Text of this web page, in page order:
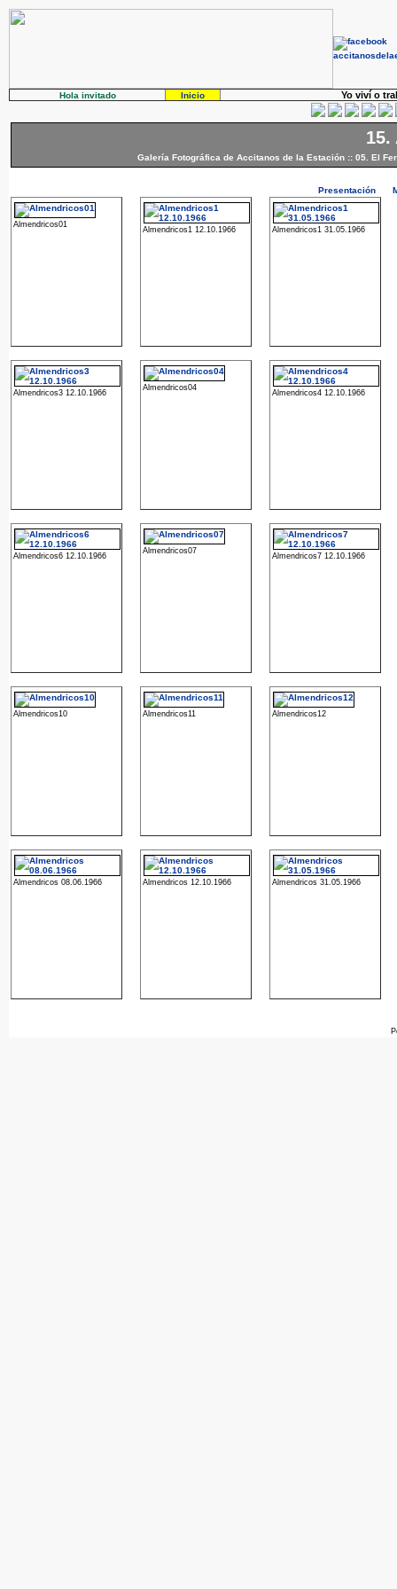
Hola invitado Inicio Yo viví o
15.
Galería Fotográfica de Accitanos de la Estación :: 05. El
Presentación
Almendricos01
Almendricos1 12.10.1966 Almendricos1 31.05.1966
Almendricos3 12.10.1966
Almendricos04
Almendricos4 12.10.1966
Almendricos6 12.10.1966
Almendricos07
Almendricos7 12.10.1966
Almendricos10 Almendricos11 Almendricos12
Almendricos 08.06.1966 Almendricos 12.10.1966 Almendricos 31.05.1966